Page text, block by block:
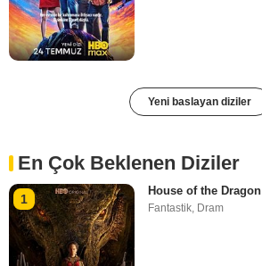
Yeni baslayan diziler
En Çok Beklenen Diziler
1
House of the Dragon
Fantastik, Dram